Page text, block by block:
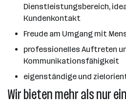
Dienstleistungsbereich,
Kundenkontakt
Freude am Umgang mit
professionelles Auftreten
Kommunikationsfähigkeit
eigenständige und
Wir bieten mehr als nur